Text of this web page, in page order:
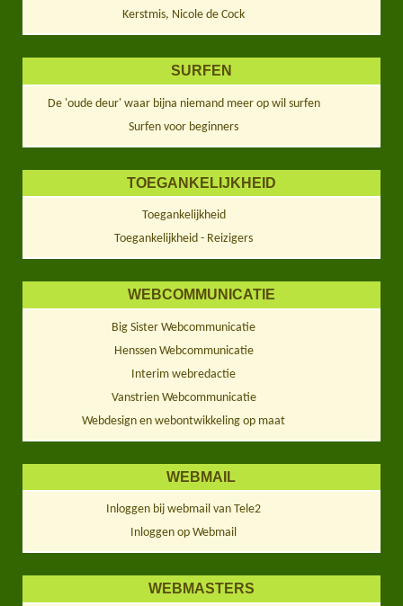
Kerstmis, Nicole de Cock
SURFEN
De 'oude deur' waar bijna niemand meer op wil surfen
Surfen voor beginners
TOEGANKELIJKHEID
Toegankelijkheid
Toegankelijkheid - Reizigers
WEBCOMMUNICATIE
Big Sister Webcommunicatie
Henssen Webcommunicatie
Interim webredactie
Vanstrien Webcommunicatie
Webdesign en webontwikkeling op maat
WEBMAIL
Inloggen bij webmail van Tele2
Inloggen op Webmail
WEBMASTERS